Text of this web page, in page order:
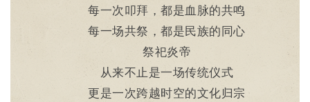
每一次叩拜，都是血脉的共鸣
每一场共祭，都是民族的同心
祭祀炎帝
从来不止是一场传统仪式
更是一次跨越时空的文化归宗